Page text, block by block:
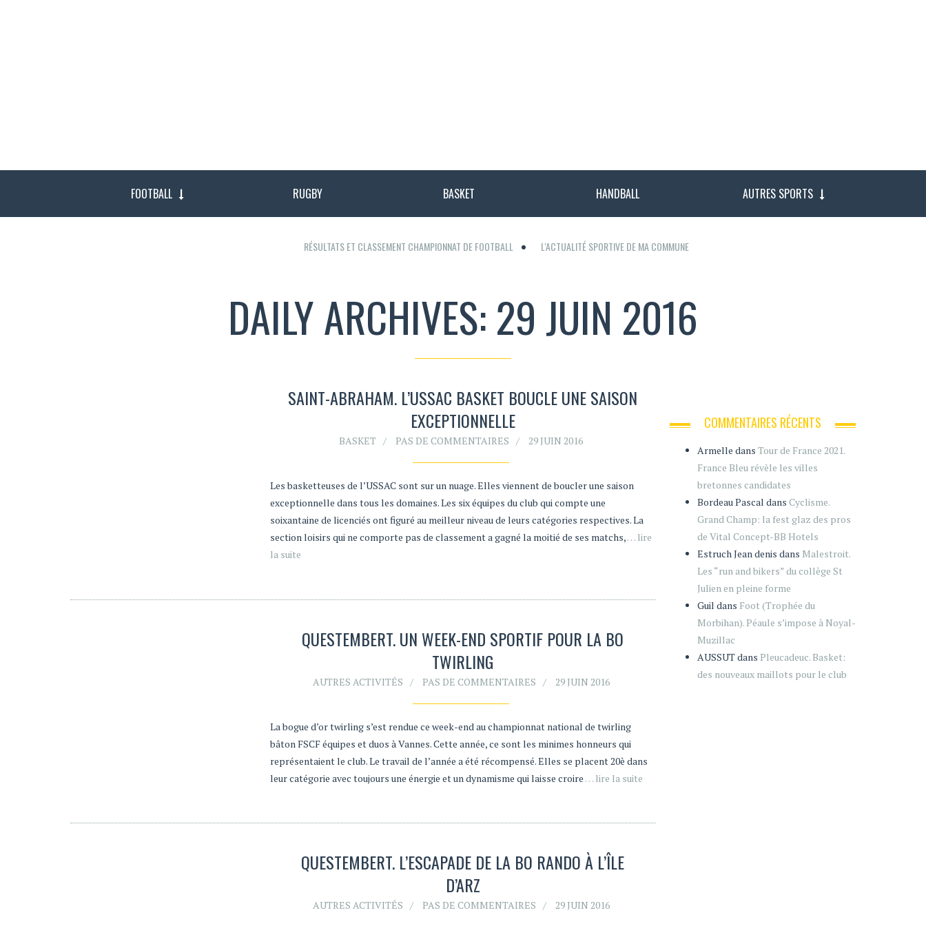
FOOTBALL RUGBY BASKET HANDBALL AUTRES SPORTS
RÉSULTATS ET CLASSEMENT CHAMPIONNAT DE FOOTBALL L'ACTUALITÉ SPORTIVE DE MA COMMUNE
DAILY ARCHIVES: 29 JUIN 2016
SAINT-ABRAHAM. L’USSAC BASKET BOUCLE UNE SAISON
EXCEPTIONNELLE
BASKET PAS DE COMMENTAIRES 29 JUIN 2016
Les basketteuses de l’USSAC sont sur un nuage. Elles viennent de boucler une saison
exceptionnelle dans tous les domaines. Les six équipes du club qui compte une
soixantaine de licenciés ont figuré au meilleur niveau de leurs catégories respectives. La
section loisirs qui ne comporte pas de classement a gagné la moitié de ses matchs,… lire
la suite
QUESTEMBERT. UN WEEK-END SPORTIF POUR LA BO
TWIRLING
AUTRES ACTIVITÉS PAS DE COMMENTAIRES 29 JUIN 2016
La bogue d’or twirling s’est rendue ce week-end au championnat national de twirling
bâton FSCF équipes et duos à Vannes. Cette année, ce sont les minimes honneurs qui
représentaient le club. Le travail de l’année a été récompensé. Elles se placent 20è dans
leur catégorie avec toujours une énergie et un dynamisme qui laisse croire … lire la suite
QUESTEMBERT. L’ESCAPADE DE LA BO RANDO À L’ÎLE
D’ARZ
AUTRES ACTIVITÉS PAS DE COMMENTAIRES 29 JUIN 2016
COMMENTAIRES RÉCENTS
Armelle dans Tour de France 2021.
France Bleu révèle les villes
bretonnes candidates
Bordeau Pascal dans Cyclisme.
Grand Champ: la fest glaz des pros
de Vital Concept-BB Hotels
Estruch Jean denis dans Malestroit.
Les “run and bikers” du collège St
Julien en pleine forme
Guil dans Foot (Trophée du
Morbihan). Péaule s’impose à Noyal-
Muzillac
AUSSUTdans Pleucadeuc. Basket:
des nouveaux maillots pour le club